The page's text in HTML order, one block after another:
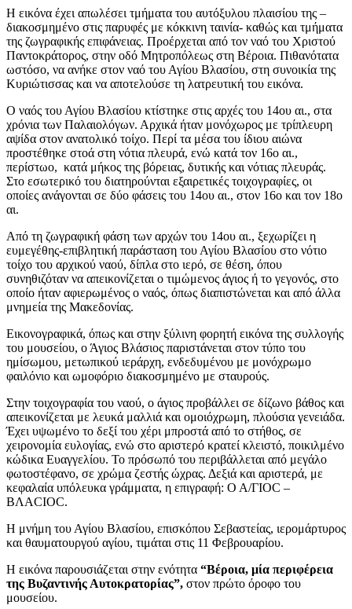
Η εικόνα έχει απωλέσει τμήματα του αυτόξυλου πλαισίου της –
διακοσμημένο στις παρυφές με κόκκινη ταινία- καθώς και τμήματα
της ζωγραφικής επιφάνειας. Προέρχεται από τον ναό του Χριστού
Παντοκράτορος, στην οδό Μητροπόλεως στη Βέροια. Πιθανότατα
ωστόσο, να ανήκε στον ναό του Αγίου Βλασίου, στη συνοικία της
Κυριώτισσας και να αποτελούσε τη λατρευτική του εικόνα.
Ο ναός του Αγίου Βλασίου κτίστηκε στις αρχές του 14ου αι., στα
χρόνια των Παλαιολόγων. Αρχικά ήταν μονόχωρος με τρίπλευρη
αψίδα στον ανατολικό τοίχο. Περί τα μέσα του ίδιου αιώνα
προστέθηκε στοά στη νότια πλευρά, ενώ κατά τον 16ο αι.,
περίστωο, κατά μήκος της βόρειας, δυτικής και νότιας πλευράς.
Στο εσωτερικό του διατηρούνται εξαιρετικές τοιχογραφίες, οι
οποίες ανάγονται σε δύο φάσεις του 14ου αι., στον 16ο και τον 18ο
αι.
Από τη ζωγραφική φάση των αρχών του 14ου αι., ξεχωρίζει η
ευμεγέθης-επιβλητική παράσταση του Αγίου Βλασίου στο νότιο
τοίχο του αρχικού ναού, δίπλα στο ιερό, σε θέση, όπου
συνηθιζόταν να απεικονίζεται ο τιμώμενος άγιος ή το γεγονός, στο
οποίο ήταν αφιερωμένος ο ναός, όπως διαπιστώνεται και από άλλα
μνημεία της Μακεδονίας.
Εικονογραφικά, όπως και στην ξύλινη φορητή εικόνα της συλλογής
του μουσείου, ο Άγιος Βλάσιος παριστάνεται στον τύπο του
ημίσωμου, μετωπικού ιεράρχη, ενδεδυμένου με μονόχρωμο
φαιλόνιο και ωμοφόριο διακοσμημένο με σταυρούς.
Στην τοιχογραφία του ναού, ο άγιος προβάλλει σε δίζωνο βάθος και
απεικονίζεται με λευκά μαλλιά και ομοιόχρωμη, πλούσια γενειάδα.
Έχει υψωμένο το δεξί του χέρι μπροστά από το στήθος, σε
χειρονομία ευλογίας, ενώ στο αριστερό κρατεί κλειστό, ποικιλμένο
κώδικα Ευαγγελίου. Το πρόσωπό του περιβάλλεται από μεγάλο
φωτοστέφανο, σε χρώμα ζεστής ώχρας. Δεξιά και αριστερά, με
κεφαλαία υπόλευκα γράμματα, η επιγραφή: Ο Α/ΓΙΟC –
ΒΛΑCIOC.
Η μνήμη του Αγίου Βλασίου, επισκόπου Σεβαστείας, ιερομάρτυρος
και θαυματουργού αγίου, τιμάται στις 11 Φεβρουαρίου.
Η εικόνα παρουσιάζεται στην ενότητα “Βέροια, μία περιφέρεια
της Βυζαντινής Αυτοκρατορίας”, στον πρώτο όροφο του
μουσείου.